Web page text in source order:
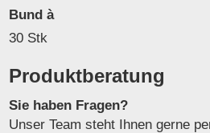
Bund à
30 Stk
Produktberatung
Sie haben Fragen?
Unser Team steht Ihnen gerne